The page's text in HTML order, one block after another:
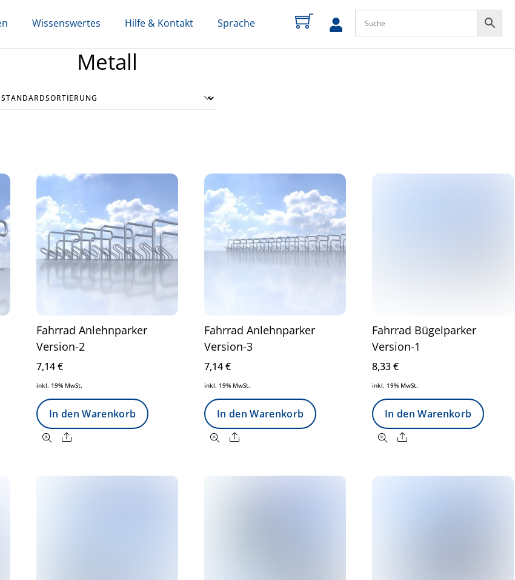
Wissenswertes Hilfe & Kontakt Sprache
zum
Profil
Metall
Fahrrad Anlehnparker
Version-2
7,14€
inkl. 19% MwSt.
In den Warenkorb
Share
Fahrrad Anlehnparker
Version-3
7,14€
inkl. 19% MwSt.
In den Warenkorb
Share
Fahrrad Bügelparker
Version-1
8,33€
inkl. 19% MwSt.
In den Warenkorb
Share